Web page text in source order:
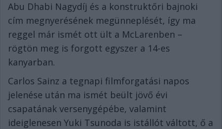
Abu Dhabi Nagydíj és a konstruktőri bajnoki
cím megnyerésének megünneplését, így ma
reggel már ismét ott ült a McLarenben –
rögtön meg is forgott egyszer a 14-es
kanyarban.
Carlos Sainz a tegnapi filmforgatási napos
jelenése után ma ismét beült jövő évi
csapatának versenygépébe, valamint
ideiglenesen Yuki Tsunoda is istállót váltott, ő a